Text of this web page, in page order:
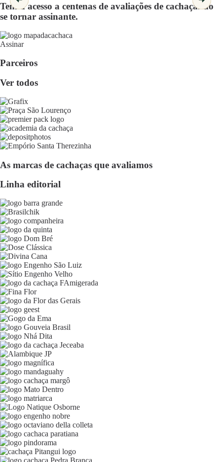
Tenha acesso a centenas de avaliações de cachaças ao
se tornar assinante.
Assinar
Parceiros
Ver todos
As marcas de cachaças que avaliamos
Linha editorial